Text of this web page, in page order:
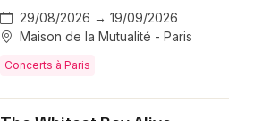
29/08/2026 → 19/09/2026
Maison de la Mutualité - Paris
Concerts à Paris